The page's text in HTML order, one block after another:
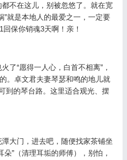
不在这儿，别被忽悠了。就在宽
”就是本地人的最爱之一，一定要
回保你销魂3天啊！亲！
了“愿得一人心，白首不相离”，
。卓文君夫妻琴瑟和鸣的地儿就
到的琴台路。这里适合观光、摆
大门，进去吧，随便找家茶铺坐
朵”（清理耳垢的师傅），别怕，